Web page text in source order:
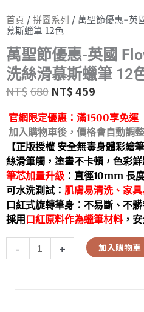
首頁 / 拼圖系列 / 萬聖節優惠-英
慕斯蠟筆 12色
萬聖節優惠-英國
洗絲滑慕斯蠟筆 12
NT$680 NT$459
官網限定優惠： 滿1500享免運
加入購物車後，價格會自動調整
【正版授權 安全無毒身體彩繪筆
絲滑筆觸，塗畫不卡頓，色彩
筆芯加量升級 ：直徑10mm 長
可水洗測試： 肌膚易清洗、家
口紅式旋轉筆身：不易斷、不
採用 口紅原料作為蠟筆材料 ，
- + 加入購物車